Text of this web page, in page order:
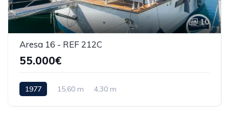
10
Aresa 16 - REF 212C
55.000€
1977 15,60 m 4,30 m